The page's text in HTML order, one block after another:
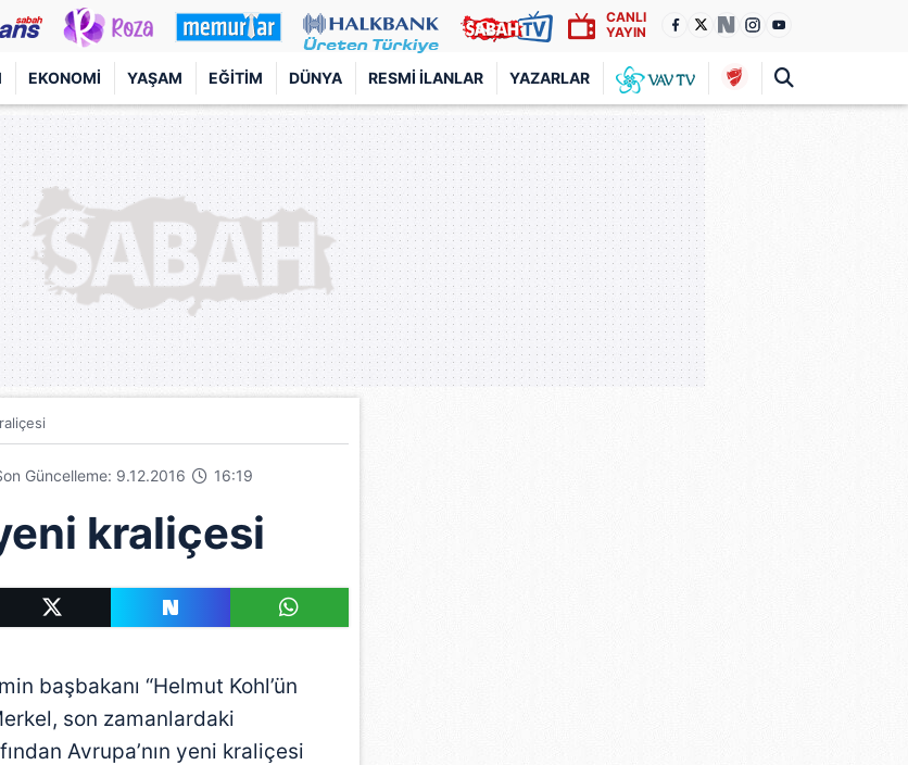
CANLI
YAYIN
EKONOMI YAŞAM EĞITIM DÜNYA RESMI İLANLAR YAZARLAR
Güncelleme: 9.12.2016 16:19
kraliçesi
başbakanı “Helmut Kohl’ün
son zamanlardaki
Avrupa’nın yeni kraliçesi